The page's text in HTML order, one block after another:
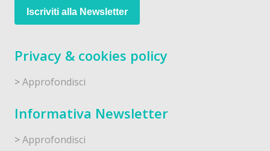
Iscriviti alla Newsletter
Privacy & cookies policy
>Approfondisci
Informativa Newsletter
>Approfondisci